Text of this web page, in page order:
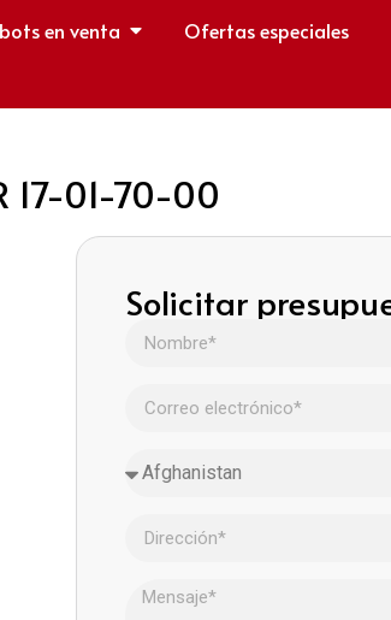
en venta
Ofertas especiales
17-01-70-00
Solicitar